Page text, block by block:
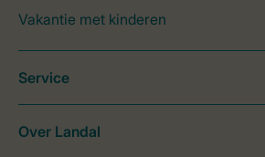
Vakantie met kinderen
Service
Over Landal